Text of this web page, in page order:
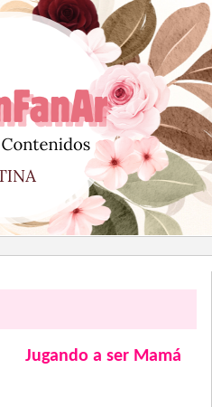
Jugando a ser Mamá